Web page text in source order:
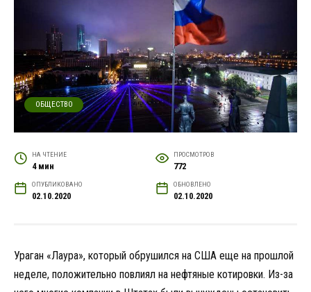
ОБЩЕСТВО
НА ЧТЕНИЕ
4 мин
ПРОСМОТРОВ
772
ОПУБЛИКОВАНО
02.10.2020
ОБНОВЛЕНО
02.10.2020
Ураган «Лаура», который обрушился на США еще на прошлой
неделе, положительно повлиял на нефтяные котировки. Из-за